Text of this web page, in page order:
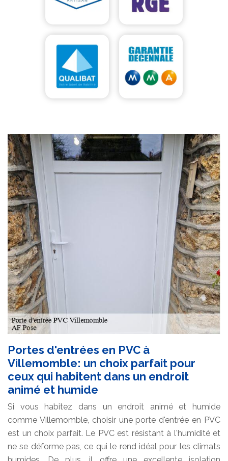
Portes d'entrées en PVC à
Villemomble: un choix parfait pour
ceux qui habitent dans un endroit
animé et humide
Si vous habitez dans un endroit animé et humide
comme Villemomble, choisir une porte d'entrée en PVC
est un choix parfait. Le PVC est résistant à l'humidité et
ne se déforme pas, ce qui le rend idéal pour les climats